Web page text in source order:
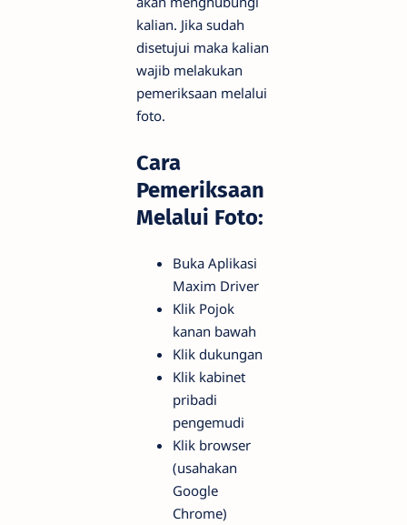
kalian. Jika sudah
disetujui maka kalian
wajib melakukan
pemeriksaan melalui
foto.
Cara
Pemeriksaan
Melalui Foto:
Buka Aplikasi
Maxim Driver
Klik Pojok
kanan bawah
Klik dukungan
Klik kabinet
pribadi
pengemudi
Klik browser
(usahakan
Google
Chrome)